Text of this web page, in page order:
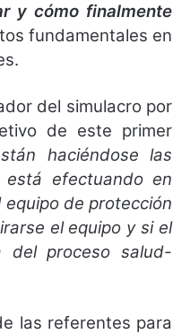
y cómo finalmente
fundamentales en
del simulacro por
de este primer
haciéndose las
está efectuando en
de protección
el equipo y si el
del proceso salud-
las referentes para